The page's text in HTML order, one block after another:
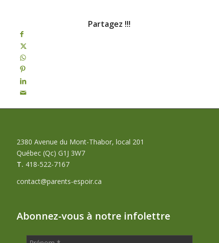
Partagez !!!
2380 Avenue du Mont-Thabor, local 201
Québec (Qc) G1J 3W7
T. 418-522-7167
contact@parents-espoir.ca
Abonnez-vous à notre infolettre